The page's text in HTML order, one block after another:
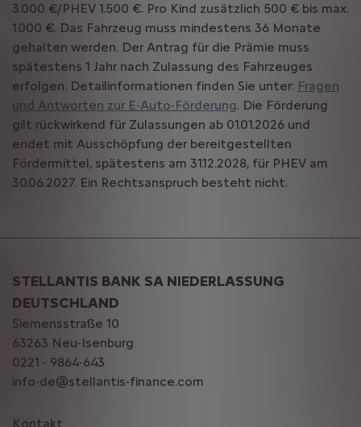
3.000 €/PHEV 1.500 €. Pro Kind zusätzlich 500 € bis max.
1.000 €. Das Fahrzeug muss mindestens 36 Monate
gehalten werden. Der Antrag für die Prämie muss
spätestens 1 Jahr nach Zulassung des Fahrzeuges
erfolgen. Detailinformationen finden Sie unter: Fragen
und Antworten zur E-Auto-Förderung. Die Förderung
gilt rückwirkend für Zulassungen ab 01.01.2026 und
endet mit Ausschöpfung der bereitgestellten
Fördermittel, spätestens am 31.12.2028, für PHEV am
30.06.2027. Ein Rechtsanspruch besteht nicht.
STELLANTIS BANK SA NIEDERLASSUNG
DEUTSCHLAND
Siemensstraße 10
63263 Neu-Isenburg
0221 - 9864-643
info-de@stellantis-finance.com
Kontakt